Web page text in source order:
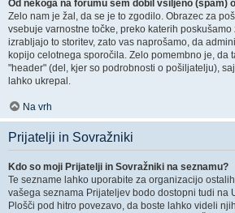
Od nekoga na forumu sem dobil vsiljeno (spam)
Zelo nam je žal, da se je to zgodilo. Obrazec za
vsebuje varnostne točke, preko katerih
izrabljajo to storitev, zato vas naprošamo, da
kopijo celotnega sporočila. Zelo pomembno je, da
"header" (del, kjer so podrobnosti o pošiljatelju),
lahko ukrepal.
Na vrh
Prijatelji in Sovražniki
Kdo so moji Prijatelji in Sovražniki na seznamu?
Te sezname lahko uporabite za organizacijo
vašega seznama Prijateljev bodo dostopni tudi na
Plošči pod hitro povezavo, da boste lahko videli